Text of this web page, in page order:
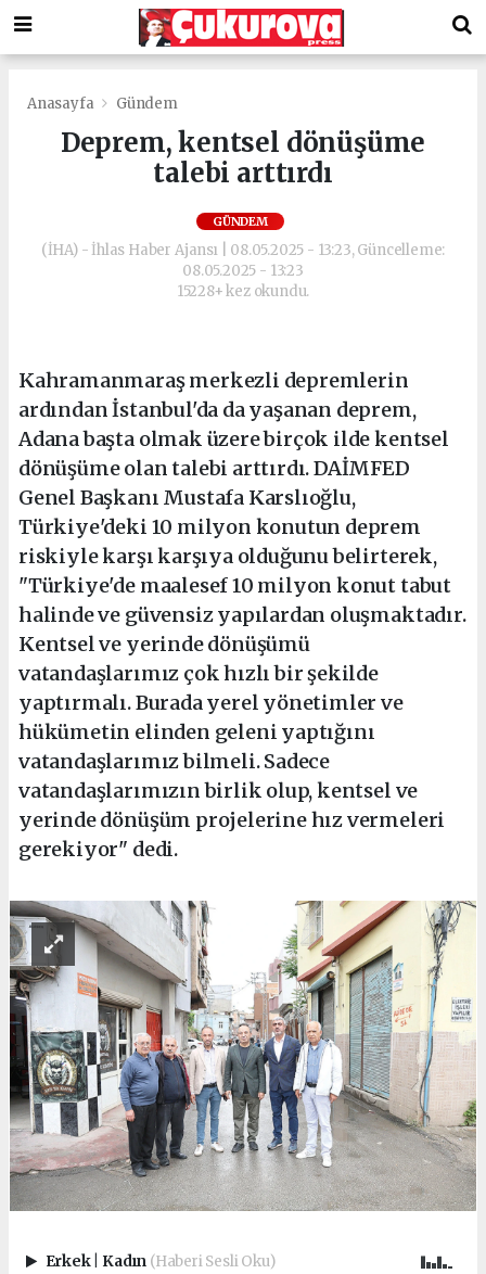
Anasayfa Gündem
Deprem, kentsel dönüşüme
talebi arttırdı
GÜNDEM
(İHA) - İhlas Haber Ajansı | 08.05.2025 - 13:23, Güncelleme:
08.05.2025 - 13:23
15228+ kez okundu.
Kahramanmaraş merkezli depremlerin
ardından İstanbul'da da yaşanan deprem,
Adana başta olmak üzere birçok ilde kentsel
dönüşüme olan talebi arttırdı. DAİMFED
Genel Başkanı Mustafa Karslıoğlu,
Türkiye'deki 10 milyon konutun deprem
riskiyle karşı karşıya olduğunu belirterek,
"Türkiye'de maalesef 10 milyon konut tabut
halinde ve güvensiz yapılardan oluşmaktadır.
Kentsel ve yerinde dönüşümü
vatandaşlarımız çok hızlı bir şekilde
yaptırmalı. Burada yerel yönetimler ve
hükümetin elinden geleni yaptığını
vatandaşlarımız bilmeli. Sadece
vatandaşlarımızın birlik olup, kentsel ve
yerinde dönüşüm projelerine hız vermeleri
gerekiyor" dedi.
Erkek Kadın (Haberi Sesli Oku)